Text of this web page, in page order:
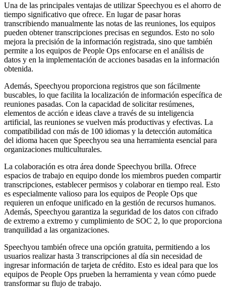
Una de las principales ventajas de utilizar Speechyou es el ahorro de
tiempo significativo que ofrece. En lugar de pasar horas
transcribiendo manualmente las notas de las reuniones, los equipos
pueden obtener transcripciones precisas en segundos. Esto no solo
mejora la precisión de la información registrada, sino que también
permite a los equipos de People Ops enfocarse en el análisis de
datos y en la implementación de acciones basadas en la información
obtenida.
Además, Speechyou proporciona registros que son fácilmente
buscables, lo que facilita la localización de información específica de
reuniones pasadas. Con la capacidad de solicitar resúmenes,
elementos de acción e ideas clave a través de su inteligencia
artificial, las reuniones se vuelven más productivas y efectivas. La
compatibilidad con más de 100 idiomas y la detección automática
del idioma hacen que Speechyou sea una herramienta esencial para
organizaciones multiculturales.
La colaboración es otra área donde Speechyou brilla. Ofrece
espacios de trabajo en equipo donde los miembros pueden compartir
transcripciones, establecer permisos y colaborar en tiempo real. Esto
es especialmente valioso para los equipos de People Ops que
requieren un enfoque unificado en la gestión de recursos humanos.
Además, Speechyou garantiza la seguridad de los datos con cifrado
de extremo a extremo y cumplimiento de SOC 2, lo que proporciona
tranquilidad a las organizaciones.
Speechyou también ofrece una opción gratuita, permitiendo a los
usuarios realizar hasta 3 transcripciones al día sin necesidad de
ingresar información de tarjeta de crédito. Esto es ideal para que los
equipos de People Ops prueben la herramienta y vean cómo puede
transformar su flujo de trabajo.